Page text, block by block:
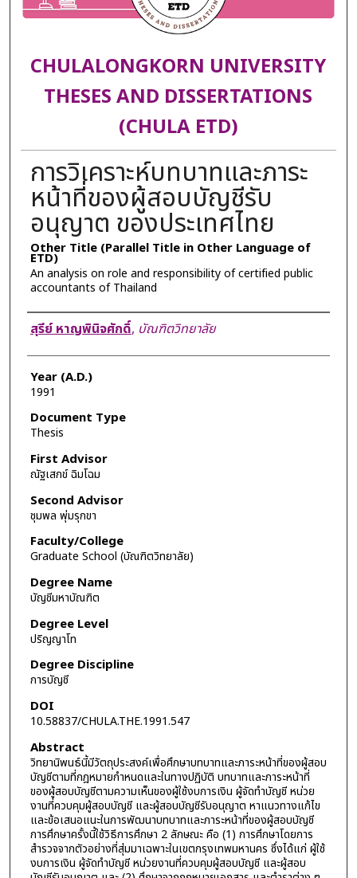
CHULALONGKORN UNIVERSITY
THESES AND DISSERTATIONS
(CHULA ETD)
การวิเคราะห์บทบาทและภาระ
หน้าที่ของผู้สอบบัญชีรับ
อนุญาต ของประเทศไทย
Other Title (Parallel Title in Other Language of
ETD)
An analysis on role and responsibility of certified public
accountants of Thailand
Author
สุรีย์ หาญพินิจศักดิ์, บัณฑิตวิทยาลัย
Year (A.D.)
1991
Document Type
Thesis
First Advisor
ณัฐเสกข์ ฉิมโฉม
Second Advisor
ชุมพล พุ่มรุกขา
Faculty/College
Graduate School (บัณฑิตวิทยาลัย)
Degree Name
บัญชีมหาบัณฑิต
Degree Level
ปริญญาโท
Degree Discipline
การบัญชี
DOI
10.58837/CHULA.THE.1991.547
Abstract
วิทยานิพนธ์นี้มีวัตถุประสงค์เพื่อศึกษาบทบาทและภาระหน้าที่ของผู้สอบ
บัญชีตามที่กฎหมายกำหนดและในทางปฏิบัติ บทบาทและภาระหน้าที่
ของผู้สอบบัญชีตามความเห็นของผู้ใช้งบการเงิน ผู้จัดทำบัญชี หน่วย
งานที่ควบคุมผู้สอบบัญชี และผู้สอบบัญชีรับอนุญาต หาแนวทางแก้ไข
และข้อเสนอแนะในการพัฒนาบทบาทและภาระหน้าที่ของผู้สอบบัญชี
การศึกษาครั้งนี้ใช้วิธีการศึกษา 2 ลักษณะ คือ (1) การศึกษาโดยการ
สำรวจจากตัวอย่างที่สุ่มมาเฉพาะในเขตกรุงเทพมหานคร ซึ่งได้แก่ ผู้ใช้
งบการเงิน ผู้จัดทำบัญชี หน่วยงานที่ควบคุมผู้สอบบัญชี และผู้สอบ